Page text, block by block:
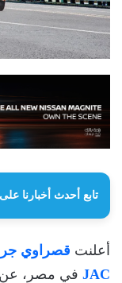
تابع أحدث أخبارنا
أعلنت قصراوي
JAC في مصر، عن